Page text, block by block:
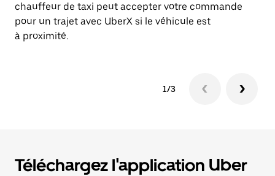
chauffeur de taxi peut accepter votre commande
pour un trajet avec UberX si le véhicule est
à proximité.
1/3
Téléchargez l'application Uber